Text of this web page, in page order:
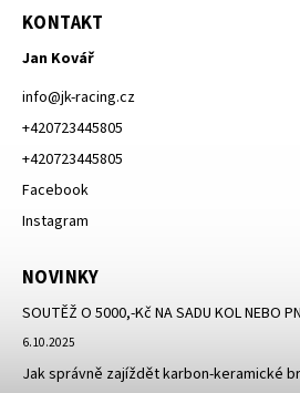
KONTAKT
Jan Kovář
info@jk-racing.cz
+420723445805
+420723445805
Facebook
Instagram
NOVINKY
SOUTĚŽ O 5000,-Kč NA SADU KOL NEBO
6.10.2025
Jak správně zajíždět karbon-keramické